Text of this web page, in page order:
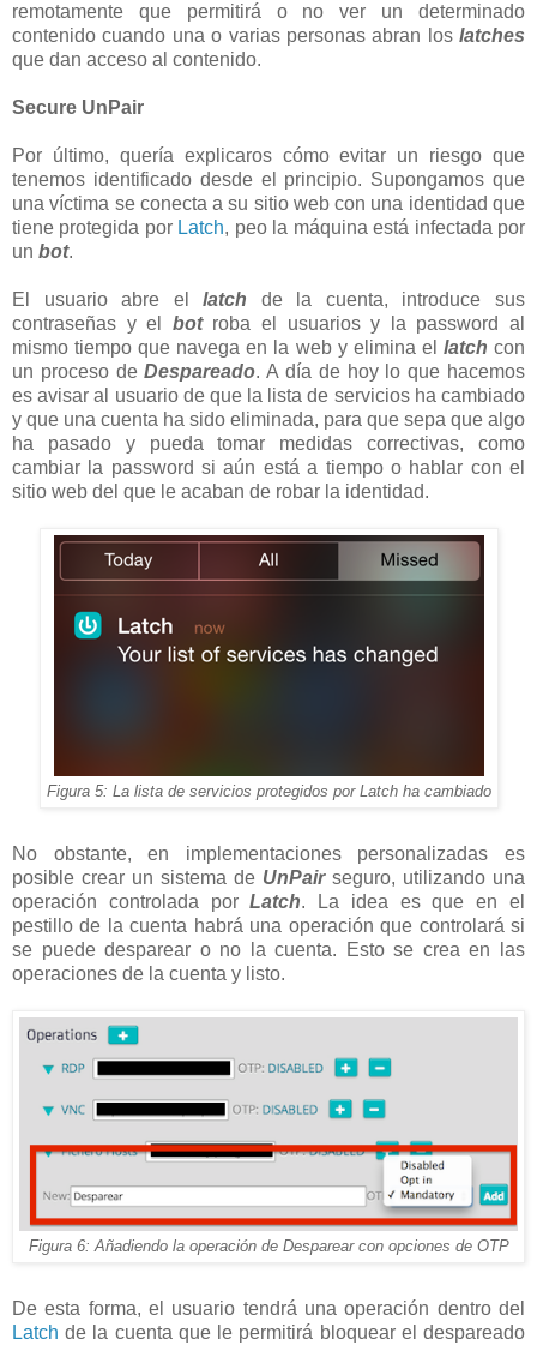
remotamente que permitirá o no ver un determinado
contenido cuando una o varias personas abran los latches
que dan acceso al contenido.
Secure UnPair
Por último, quería explicaros cómo evitar un riesgo que
tenemos identificado desde el principio. Supongamos que
una víctima se conecta a su sitio web con una identidad que
tiene protegida por Latch, peo la máquina está infectada por
un bot.
El usuario abre ellatch de la cuenta, introduce sus
contraseñas y el botroba el usuarios y la password al
mismo tiempo que navega en la web y elimina el latch con
un proceso deDespareado. A día de hoy lo que hacemos
es avisar al usuario de que la lista de servicios ha cambiado
y que una cuenta ha sido eliminada, para que sepa que algo
ha pasado y pueda tomar medidas correctivas, como
cambiar la password si aún está a tiempo o hablar con el
sitio web del que le acaban de robar la identidad.
Figura 5: La lista de servicios protegidos por Latch ha cambiado
No obstante, en implementaciones personalizadas es
posible crear un sistema de UnPairseguro, utilizando una
operación controlada porLatch. La idea es que en el
pestillo de la cuenta habrá una operación que controlará si
se puede desparear o no la cuenta. Esto se crea en las
operaciones de la cuenta y listo.
Figura 6: Añadiendo la operación de Desparear con opciones de OTP
De esta forma, el usuario tendrá una operación dentro del
Latch de la cuenta que le permitirá bloquear el despareado